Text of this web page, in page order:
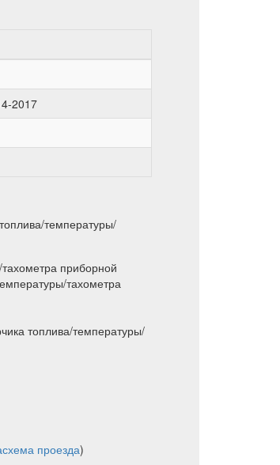
2017
температуры/
приборной
тахометра
топлива/температуры/
схема проезда)